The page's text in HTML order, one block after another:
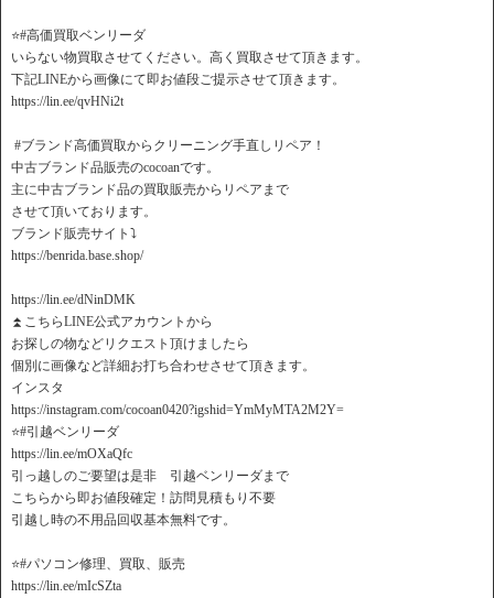
⭐️#高価買取ベンリーダ
いらない物買取させてください。高く買取させて頂きます。
下記LINEから画像にて即お値段ご提示させて頂きます。
https://lin.ee/qvHNi2t
️ #ブランド高価買取からクリーニング手直しリペア！
中古ブランド品販売のcocoanです。
主に中古ブランド品の買取販売からリペアまで
させて頂いております。
ブランド販売サイト⤵️
https://benrida.base.shop/
https://lin.ee/dNinDMK
⏫こちらLINE公式アカウントから
お探しの物などリクエスト頂けましたら
個別に画像など詳細お打ち合わせさせて頂きます。
インスタ
https://instagram.com/cocoan0420?igshid=YmMyMTA2M2Y=
⭐️#引越ベンリーダ
https://lin.ee/mOXaQfc
引っ越しのご要望は是非 引越ベンリーダまで
こちらから即お値段確定！訪問見積もり不要
引越し時の不用品回収基本無料です。
⭐️#パソコン修理、買取、販売
https://lin.ee/mIcSZta